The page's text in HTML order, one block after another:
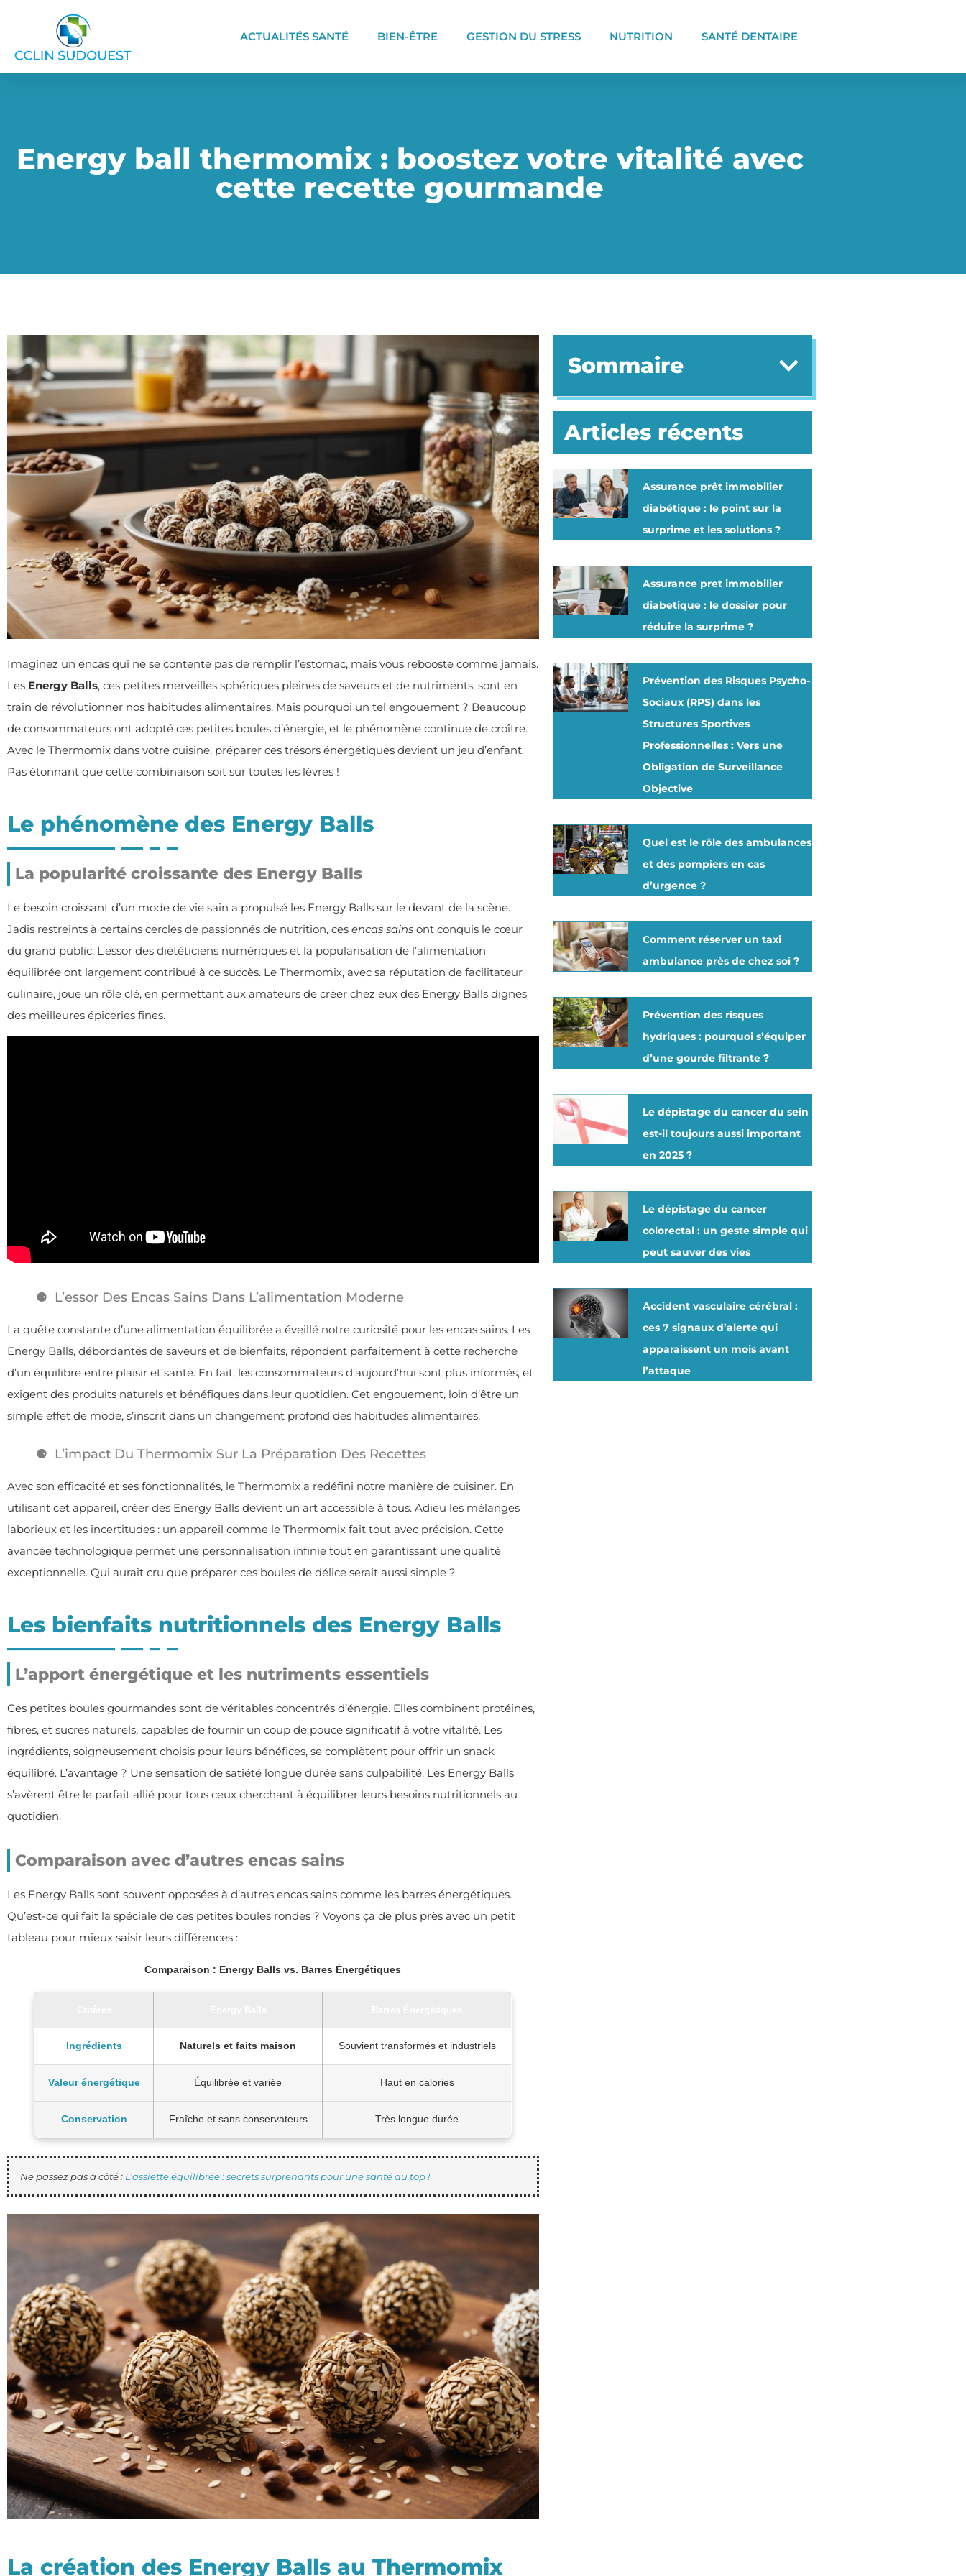
ACTUALITÉS SANTÉ BIEN-ÊTRE GESTION DU STRESS NUTRITION SANTÉ DENTAIRE
Energy ball thermomix : boostez votre vitalité avec
cette recette gourmande
Imaginez un encas qui ne se contente pas de remplir l’estomac, mais vous rebooste comme jamais.
Les Energy Balls, ces petites merveilles sphériques pleines de saveurs et de nutriments, sont en
train de révolutionner nos habitudes alimentaires. Mais pourquoi un tel engouement ? Beaucoup
de consommateurs ont adopté ces petites boules d’énergie, et le phénomène continue de croître.
Avec le Thermomix dans votre cuisine, préparer ces trésors énergétiques devient un jeu d’enfant.
Pas étonnant que cette combinaison soit sur toutes les lèvres !
Le phénomène des Energy Balls
La popularité croissante des Energy Balls
Le besoin croissant d’un mode de vie sain a propulsé les Energy Balls sur le devant de la scène.
Jadis restreints à certains cercles de passionnés de nutrition, ces encas sains ont conquis le cœur
du grand public. L’essor des diététiciens numériques et la popularisation de l’alimentation
équilibrée ont largement contribué à ce succès. Le Thermomix, avec sa réputation de facilitateur
culinaire, joue un rôle clé, en permettant aux amateurs de créer chez eux des Energy Balls dignes
des meilleures épiceries fines.
L’essor Des Encas Sains Dans L’alimentation Moderne
La quête constante d’une alimentation équilibrée a éveillé notre curiosité pour les encas sains. Les
Energy Balls, débordantes de saveurs et de bienfaits, répondent parfaitement à cette recherche
d’un équilibre entre plaisir et santé. En fait, les consommateurs d’aujourd’hui sont plus informés, et
exigent des produits naturels et bénéfiques dans leur quotidien. Cet engouement, loin d’être un
simple effet de mode, s’inscrit dans un changement profond des habitudes alimentaires.
L’impact Du Thermomix Sur La Préparation Des Recettes
Avec son efficacité et ses fonctionnalités, le Thermomix a redéfini notre manière de cuisiner. En
utilisant cet appareil, créer des Energy Balls devient un art accessible à tous. Adieu les mélanges
laborieux et les incertitudes : un appareil comme le Thermomix fait tout avec précision. Cette
avancée technologique permet une personnalisation infinie tout en garantissant une qualité
exceptionnelle. Qui aurait cru que préparer ces boules de délice serait aussi simple ?
Les bienfaits nutritionnels des Energy Balls
L’apport énergétique et les nutriments essentiels
Ces petites boules gourmandes sont de véritables concentrés d’énergie. Elles combinent protéines,
fibres, et sucres naturels, capables de fournir un coup de pouce significatif à votre vitalité. Les
ingrédients, soigneusement choisis pour leurs bénéfices, se complètent pour offrir un snack
équilibré. L’avantage ? Une sensation de satiété longue durée sans culpabilité. Les Energy Balls
s’avèrent être le parfait allié pour tous ceux cherchant à équilibrer leurs besoins nutritionnels au
quotidien.
Comparaison avec d’autres encas sains
Les Energy Balls sont souvent opposées à d’autres encas sains comme les barres énergétiques.
Qu’est-ce qui fait la spéciale de ces petites boules rondes ? Voyons ça de plus près avec un petit
tableau pour mieux saisir leurs différences :
Comparaison : Energy Balls vs. Barres Énergétiques
Ingrédients Naturels et faits maison Souvient transformés et industriels
Valeur énergétique Équilibrée et variée Haut en calories
Conservation Fraîche et sans conservateurs Très longue durée
Ne passez pas à côté : L’assiette équilibrée : secrets surprenants pour une santé au top !
La création des Energy Balls au Thermomix
Sommaire
Articles récents
Assurance prêt immobilier
diabétique : le point sur la
surprime et les solutions ?
Assurance pret immobilier
diabetique : le dossier pour
réduire la surprime ?
Prévention des Risques Psycho-
Sociaux (RPS) dans les
Structures Sportives
Professionnelles : Vers une
Obligation de Surveillance
Objective
Quel est le rôle des ambulances
et des pompiers en cas
d’urgence ?
Comment réserver un taxi
ambulance près de chez soi ?
Prévention des risques
hydriques : pourquoi s’équiper
d’une gourde filtrante ?
Le dépistage du cancer du sein
est-il toujours aussi important
en 2025 ?
Le dépistage du cancer
colorectal : un geste simple qui
peut sauver des vies
Accident vasculaire cérébral :
ces 7 signaux d’alerte qui
apparaissent un mois avant
l’attaque